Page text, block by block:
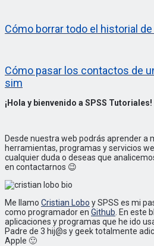
Cómo borrar todo el historial
Cómo pasar los contactos de
sim
¡Hola y bienvenido a SPSS Tutoriales!
Desde nuestra web podrás aprender a
herramientas, programas y servicios
cualquier duda o deseas que
en contactarnos 😉
Me llamo Cristian Lobo y SPSS es mi
como programador en Github . En
aplicaciones y programas que he ido
Padre de 3 hij@s y geek totalmente
Apple 🙂